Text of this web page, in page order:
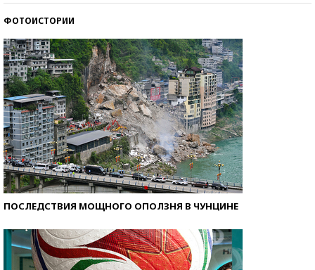
ФОТОИСТОРИИ
ПОСЛЕДСТВИЯ МОЩНОГО ОПОЛЗНЯ В ЧУНЦИНЕ